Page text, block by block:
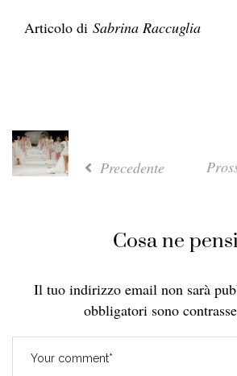
Articolo di Sabrina Raccuglia
Precedente
Cosa ne
Il tuo indirizzo email non sarà
obbligatori sono